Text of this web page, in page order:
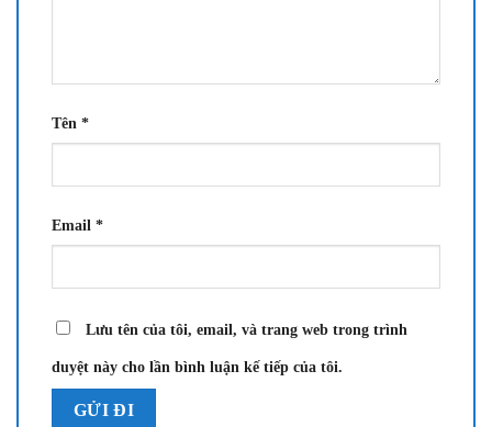
Tên *
Email *
Lưu tên của tôi, email, và trang web trong trình
duyệt này cho lần bình luận kế tiếp của tôi.